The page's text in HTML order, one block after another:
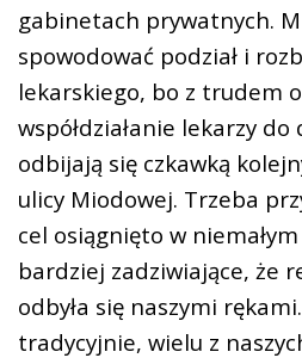
gabinetach prywatnych.
spowodować podział i
lekarskiego, bo z trudem
współdziałanie lekarzy
odbijają się czkawką
ulicy Miodowej. Trzeba
cel osiągnięto w
bardziej zadziwiające, że
odbyła się naszymi
tradycyjnie, wielu z